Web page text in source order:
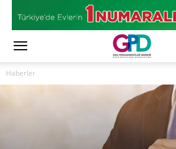
Haberler